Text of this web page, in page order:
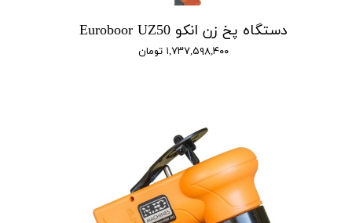
دستگاه پخ زن انکو Euroboor UZ50
۱,۷۳۷,۵۹۸,۴۰۰ تومان